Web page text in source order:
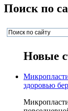
Поиск по
Новые
здоровью